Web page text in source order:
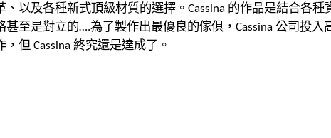
、以及各種新式頂級材質的選擇。 Cassina 的作品是結合各種
甚至是對立的….為了製作出最優良的傢俱， Cassina 公司投入
，但 Cassina 終究還是達成了。